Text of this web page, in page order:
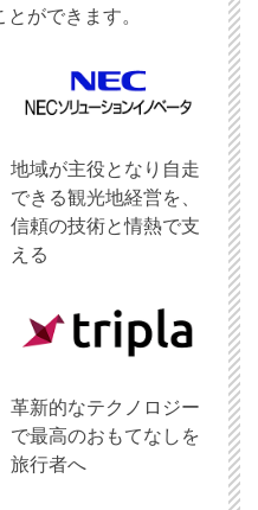
ができます。
地域が主役となり自走
できる観光地経営を、
信頼の技術と情熱で支
える
革新的なテクノロジー
で最高のおもてなしを
旅行者へ